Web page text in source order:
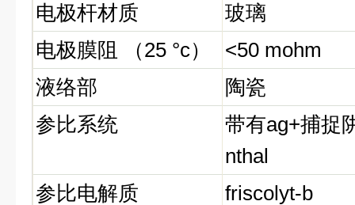
电极杆材质
玻璃
电极膜阻
（25 °c）
<50 mohm
液络部
陶瓷
参比系统
带有ag+捕捉
nthal
参比电解质
friscolyt-b